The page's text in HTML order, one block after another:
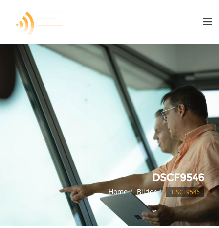
DSCF9546
Home Bilder DSCF9546